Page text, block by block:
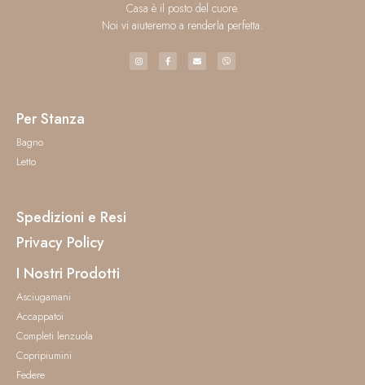
Casa è il posto del cuore.
Noi vi aiuteremo a renderla perfetta.
Per Stanza
Bagno
Letto
Spedizioni e Resi
Privacy Policy
I Nostri Prodotti
Asciugamani
Accappatoi
Completi lenzuola
Copripiumini
Federe